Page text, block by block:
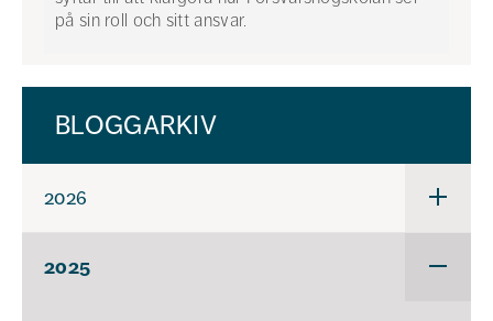
på sin roll och sitt ansvar.
BLOGGARKIV
2026
2025